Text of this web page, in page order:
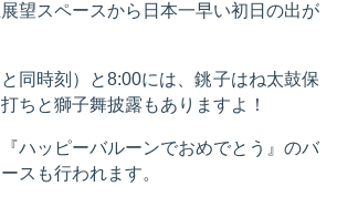
望スペースから日本一早い初日の出が
同時刻）と8:00には、銚子はね太鼓保
ちと獅子舞披露もありますよ！
ハッピーバルーンでおめでとう』のバ
スも行われます。